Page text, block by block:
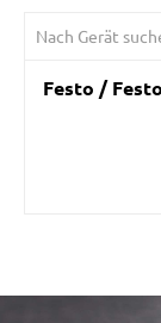
Festo /
/marketing/